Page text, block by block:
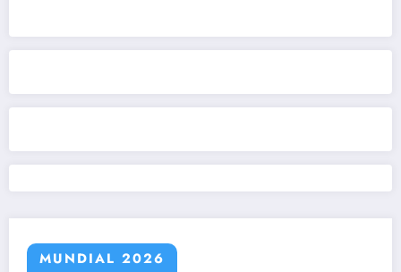
MUNDIAL 2026